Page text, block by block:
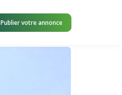
Publier votre annonce